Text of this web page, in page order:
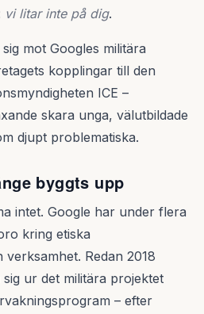
vi litar inte på dig.
mot Googles militära
kopplingar till den
ICE –
skara unga, välutbildade
djupt problematiska.
byggts upp
intet. Google har under flera
kring etiska
Redan 2018
ur det militära projektet
– efter